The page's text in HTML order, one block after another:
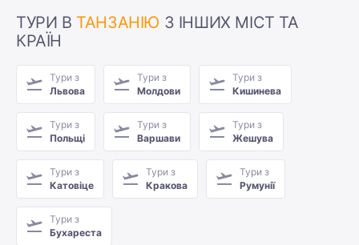
ТУРИ В ТАНЗАНІЮ З ІНШИХ МІСТ ТА
КРАЇН
Тури з
Львова
Тури з
Молдови
Тури з
Кишинева
Тури з
Польщі
Тури з
Варшави
Тури з
Жешува
Тури з
Катовіце
Тури з
Кракова
Тури з
Румунії
Тури з
Бухареста